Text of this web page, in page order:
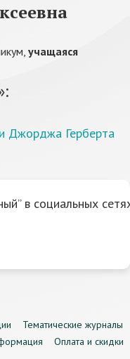
учащаяся
Джорджа Герберта
в социальных
Тематические журналы
Оплата и скидки